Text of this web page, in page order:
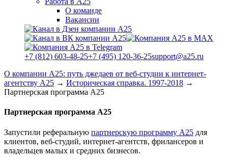
О команде
Вакансии
+7 (812) 603-48-25+7 (495) 120-36-25support@a25.ru
О компании А25: путь джедаев от веб-студии к интернет-
агентству А25 → Историческая справка. 1997-2018 →
Партнерская программа А25
Партнерская программа А25
Запустили реферальную партнерскую программу А25 для
клиентов, веб-студий, интернет-агентств, фрилансеров и
владельцев малых и средних бизнесов.